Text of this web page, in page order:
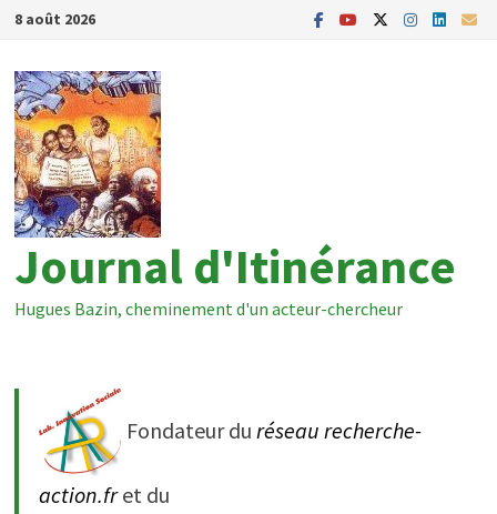
Passer
contenu
8 août 2026
Journal d'Itinérance
Hugues Bazin, cheminement d'un acteur-chercheur
Fondateur duréseau recherche-
action.fret du